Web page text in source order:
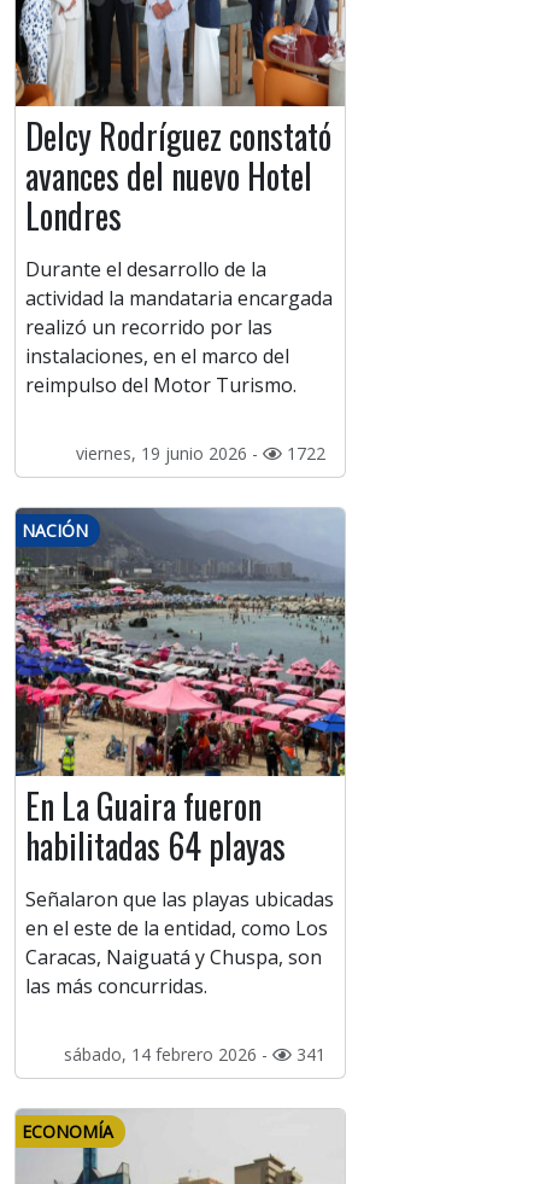
Delcy Rodríguez constató
avances del nuevo Hotel
Londres
Durante el desarrollo de la
actividad la mandataria encargada
realizó un recorrido por las
instalaciones, en el marco del
reimpulso del Motor Turismo.
viernes, 19 junio 2026 - 1722
NACIÓN
En La Guaira fueron
habilitadas 64 playas
Señalaron que las playas ubicadas
en el este de la entidad, como Los
Caracas, Naiguatá y Chuspa, son
las más concurridas.
sábado, 14 febrero 2026 - 341
ECONOMÍA